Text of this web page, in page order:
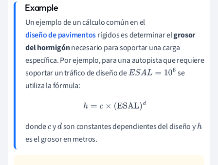
Un ejemplo de un cálculo común en el
diseño de pavimentosrígidos es determinar elgrosor
del hormigónnecesario para soportar una carga
específica. Por ejemplo, para una autopista que requiere
soportar un tráfico de diseño deESAL=106
se
utiliza la fórmula:
h =c×( ESAL)d
dondecydson constantes dependientes del diseño yh
es el grosor en metros.